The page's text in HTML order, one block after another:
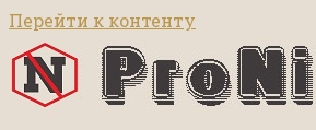
Перейти к контенту